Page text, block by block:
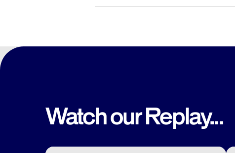
Watch our Replay...